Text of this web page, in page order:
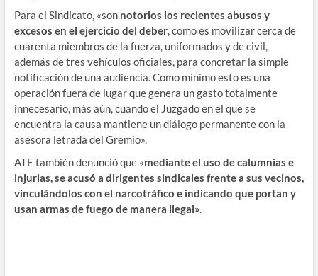
Para el Sindicato, «son notorios los recientes abusos y
excesos en el ejercicio del deber, como es movilizar cerca de
cuarenta miembros de la fuerza, uniformados y de civil,
además de tres vehículos oficiales, para concretar la simple
notificación de una audiencia. Como mínimo esto es una
operación fuera de lugar que genera un gasto totalmente
innecesario, más aún, cuando el Juzgado en el que se
encuentra la causa mantiene un diálogo permanente con la
asesora letrada del Gremio».
ATE también denunció que «mediante el uso de calumnias e
injurias, se acusó a dirigentes sindicales frente a sus vecinos,
vinculándolos con el narcotráfico e indicando que portan y
usan armas de fuego de manera ilegal».